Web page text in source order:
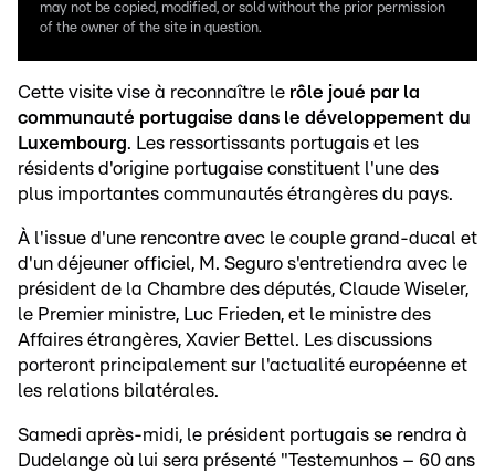
may not be copied, modified, or sold without the prior permission
of the owner of the site in question.
Cette visite vise à reconnaître le rôle joué par la
communauté portugaise dans le développement du
Luxembourg. Les ressortissants portugais et les
résidents d'origine portugaise constituent l'une des
plus importantes communautés étrangères du pays.
À l'issue d'une rencontre avec le couple grand-ducal et
d'un déjeuner officiel, M. Seguro s'entretiendra avec le
président de la Chambre des députés, Claude Wiseler,
le Premier ministre, Luc Frieden, et le ministre des
Affaires étrangères, Xavier Bettel. Les discussions
porteront principalement sur l'actualité européenne et
les relations bilatérales.
Samedi après-midi, le président portugais se rendra à
Dudelange où lui sera présenté "Testemunhos – 60 ans